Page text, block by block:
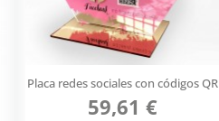
Placa redes sociales con códigos QR
59,61 €